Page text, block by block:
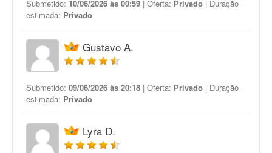
Submetido: 10/06/2026 às 00:59 | Oferta: Privado | Duração
estimada: Privado
Gustavo A.
Submetido: 09/06/2026 às 20:18 | Oferta: Privado | Duração
estimada: Privado
Lyra D.